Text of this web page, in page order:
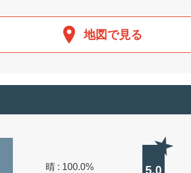
地図で見る
晴 : 100.0% 5.0